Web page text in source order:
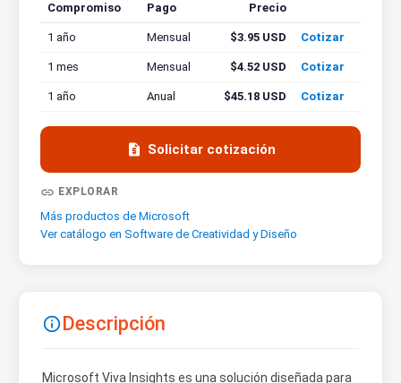
Compromiso Pago Precio
1 año
Mensual $3.95 USD Cotizar
1 mes Mensual $4.52 USD Cotizar
1 año Anual $45.18 USD Cotizar
 Solicitar cotización
 EXPLORAR
Más productos de Microsoft
Ver catálogo en Software de Creatividad y Diseño
Descripción
Microsoft Viva Insights es una solución diseñada para